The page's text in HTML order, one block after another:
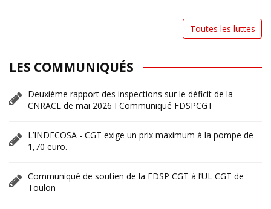
Toutes les luttes
LES COMMUNIQUÉS
Deuxième rapport des inspections sur le déficit de la
CNRACL de mai 2026 I Communiqué FDSPCGT
L’INDECOSA - CGT exige un prix maximum à la pompe de
1,70 euro.
Communiqué de soutien de la FDSP CGT à l’UL CGT de
Toulon